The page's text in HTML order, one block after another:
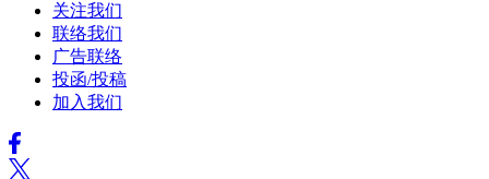
关注我们
联络我们
广告联络
投函/投稿
加入我们